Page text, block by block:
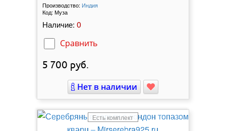
Производство: Индия
Код: Муза
Наличие: 0
Сравнить
5 700 руб.
Нет в наличии
Есть комплект